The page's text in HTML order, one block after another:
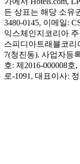
든 상표는 해당 소유
3480-0145, 이메일:
익스체인지코리아
스피디아트래블코리
7(청진동). 사업자등
호: 제2016-000008
로-1091, 대표이사: